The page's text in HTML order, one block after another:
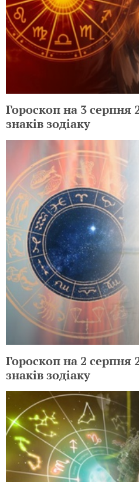
Гороскоп на 3 серпня
знаків зодіаку
Гороскоп на 2 серпня
знаків зодіаку